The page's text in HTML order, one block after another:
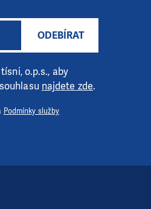
ODEBÍRAT
o.p.s., aby
najdete zde.
Podmínky služby